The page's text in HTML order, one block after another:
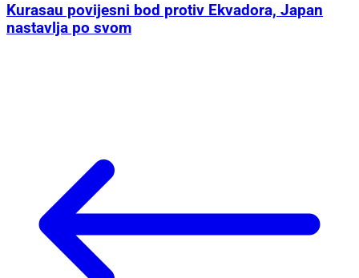
Kurasau povijesni bod protiv Ekvadora, Japan
nastavlja po svom